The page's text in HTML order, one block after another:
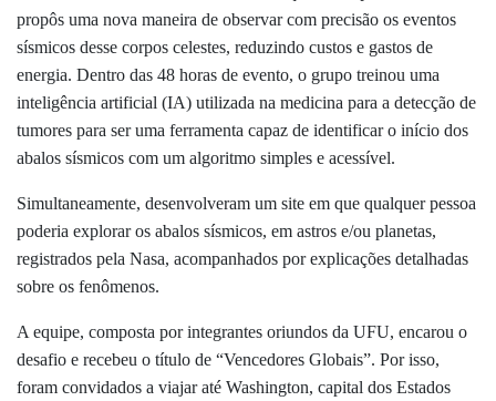
propôs uma nova maneira de observar com precisão os eventos
sísmicos desse corpos celestes, reduzindo custos e gastos de
energia. Dentro das 48 horas de evento, o grupo treinou uma
inteligência artificial (IA) utilizada na medicina para a detecção de
tumores para ser uma ferramenta capaz de identificar o início dos
abalos sísmicos com um algoritmo simples e acessível.
Simultaneamente, desenvolveram um site em que qualquer pessoa
poderia explorar os abalos sísmicos, em astros e/ou planetas,
registrados pela Nasa, acompanhados por explicações detalhadas
sobre os fenômenos.
A equipe, composta por integrantes oriundos da UFU, encarou o
desafio e recebeu o título de “Vencedores Globais”. Por isso,
foram convidados a viajar até Washington, capital dos Estados